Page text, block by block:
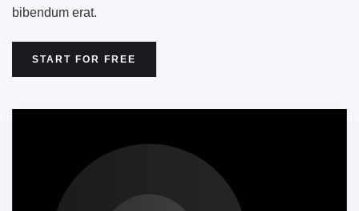
bibendum erat.
START FOR FREE